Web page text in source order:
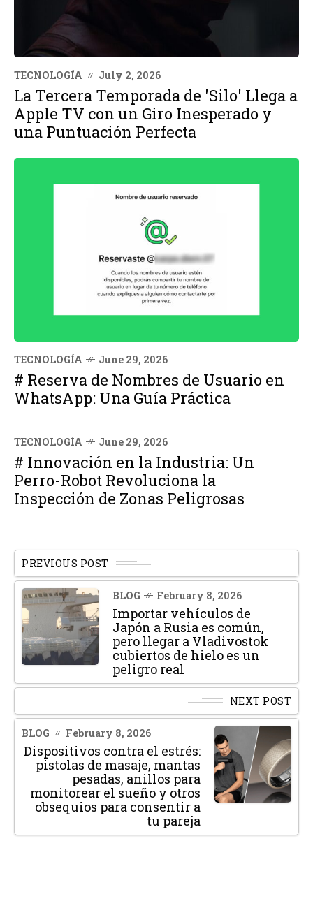
TECNOLOGÍA July 2, 2026
La Tercera Temporada de 'Silo' Llega a
Apple TV con un Giro Inesperado y
una Puntuación Perfecta
TECNOLOGÍA June 29, 2026
# Reserva de Nombres de Usuario en
WhatsApp: Una Guía Práctica
TECNOLOGÍA June 29, 2026
# Innovación en la Industria: Un
Perro-Robot Revoluciona la
Inspección de Zonas Peligrosas
PREVIOUS POST
BLOG February 8, 2026
Importar vehículos de
Japón a Rusia es común,
pero llegar a Vladivostok
cubiertos de hielo es un
peligro real
NEXT POST
BLOG February 8, 2026
Dispositivos contra el estrés:
pistolas de masaje, mantas
pesadas, anillos para
monitorear el sueño y otros
obsequios para consentir a
tu pareja